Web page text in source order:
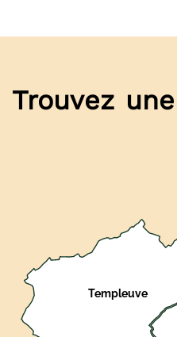
Trouvez
Templeuve